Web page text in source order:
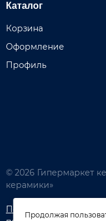
Каталог
Корзина
Оформление
Профиль
© 2026 Гипермаркет
керамики»
Политика обработки
Продолжая